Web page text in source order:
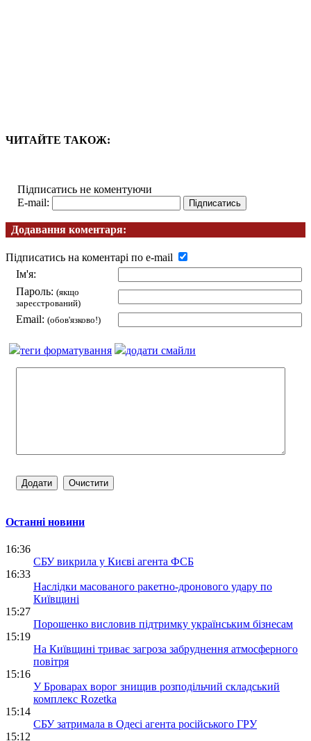
ЧИТАЙТЕ ТАКОЖ:
Підписатись не коментуючи
E-mail:
Додавання коментаря:
Підписатись на коментарі по e-mail
Ім'я:
Пароль: (якщо
зареєстрований)
Email: (обов'язково!)
теги форматування додати смайли
Останні новини
16:36
СБУ викрила у Києві агента ФСБ
16:33
Наслідки масованого ракетно-дронового удару по
Київщині
15:27
Порошенко висловив підтримку українським бізнесам
15:19
На Київщині триває загроза забруднення атмосферного
повітря
15:16
У Броварах ворог знищив розподільчий складський
комплекс Rozetka
15:14
СБУ затримала в Одесі агента російського ГРУ
15:12